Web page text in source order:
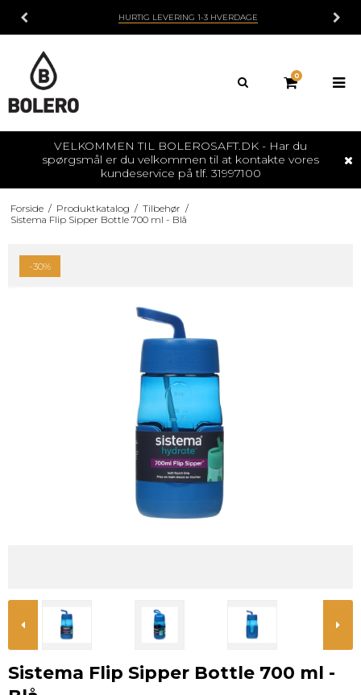
HURTIG LEVERING 1-3 HVERDAGE
0
VELKOMMEN TIL BOLEROSAFT.DK - Har du
spørgsmål er du velkommen til at kontakte vores
kundeservice på tlf. 31997100
Forside / Produktkatalog / Tilbehør /
Sistema Flip Sipper Bottle 700 ml - Blå
-30%
Sistema Flip Sipper Bottle 700 ml -